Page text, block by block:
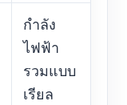
กำลัง
ไฟฟ้า
รวมแบบ
เรียล